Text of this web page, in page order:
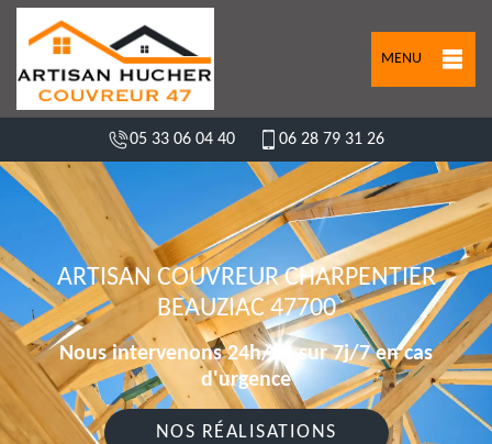
MENU
05 33 06 04 40 06 28 79 31 26
ARTISAN COUVREUR CHARPENTIER
BEAUZIAC 47700
Nous intervenons 24h/24 sur 7j/7 en cas
d'urgence
NOS RÉALISATIONS